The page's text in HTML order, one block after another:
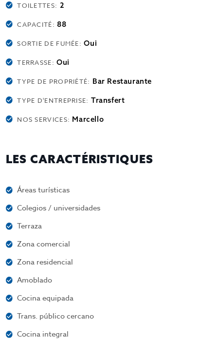
TOILETTES: 2
CAPACITÉ:88
SORTIE DE FUMÉE:Oui
TERRASSE:Oui
TYPE DE PROPRIÉTÉ: Bar Restaurante
TYPE D'ENTREPRISE: Transfert
NOS SERVICES: Marcello
LES CARACTÉRISTIQUES
Áreas turísticas
Colegios / universidades
Terraza
Zona comercial
Zona residencial
Amoblado
Cocina equipada
Trans. público cercano
Cocina integral